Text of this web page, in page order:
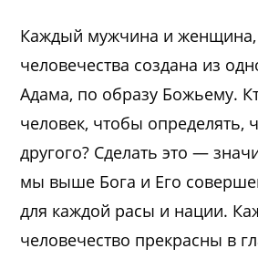
Каждый мужчина и женщина,
человечества создана из
Адама, по образу Божьему.
человек, чтобы определять,
другого? Сделать это —
мы выше Бога и Его
для каждой расы и нации.
человечество прекрасны в